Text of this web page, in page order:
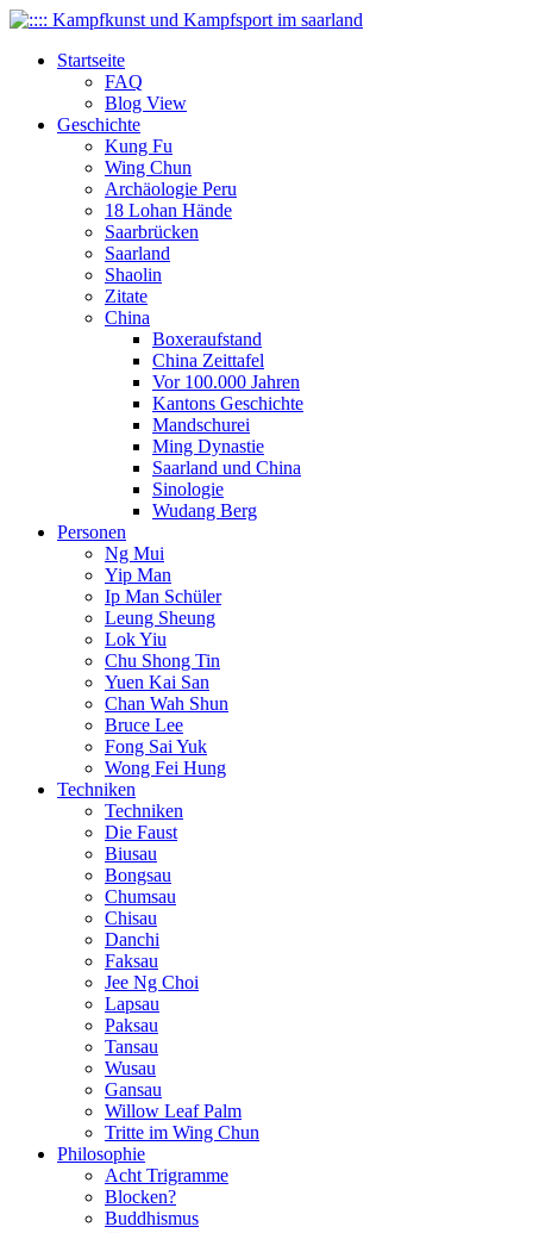
Startseite
FAQ
Blog View
Geschichte
Kung Fu
Wing Chun
Archäologie Peru
18 Lohan Hände
Saarbrücken
Saarland
Shaolin
Zitate
China
Boxeraufstand
China Zeittafel
Vor 100.000 Jahren
Kantons Geschichte
Mandschurei
Ming Dynastie
Saarland und China
Sinologie
Wudang Berg
Personen
Ng Mui
Yip Man
Ip Man Schüler
Leung Sheung
Lok Yiu
Chu Shong Tin
Yuen Kai San
Chan Wah Shun
Bruce Lee
Fong Sai Yuk
Wong Fei Hung
Techniken
Techniken
Die Faust
Biusau
Bongsau
Chumsau
Chisau
Danchi
Faksau
Jee Ng Choi
Lapsau
Paksau
Tansau
Wusau
Gansau
Willow Leaf Palm
Tritte im Wing Chun
Philosophie
Acht Trigramme
Blocken?
Buddhismus